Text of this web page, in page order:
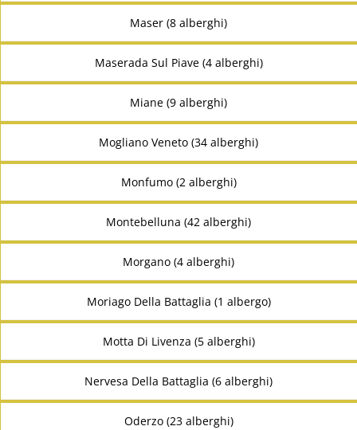
Maser (8 alberghi)
Maserada Sul Piave (4 alberghi)
Miane (9 alberghi)
Mogliano Veneto (34 alberghi)
Monfumo (2 alberghi)
Montebelluna (42 alberghi)
Morgano (4 alberghi)
Moriago Della Battaglia (1 albergo)
Motta Di Livenza (5 alberghi)
Nervesa Della Battaglia (6 alberghi)
Oderzo (23 alberghi)